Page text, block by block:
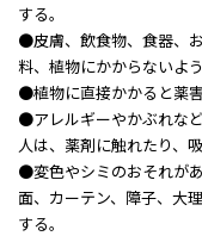
する。
●皮膚、飲食物、食器、
料、植物にかからないよう
●植物に直接かかると薬
●アレルギーやかぶれな
人は、薬剤に触れたり、
●変色やシミのおそれが
面、カーテン、障子、大
する。